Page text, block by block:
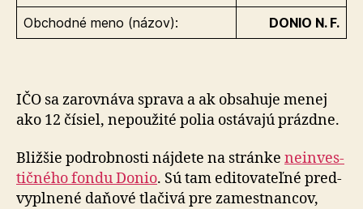
Obchodné meno (názov):
DONIO N. F.
IČO sa zarovnáva sprava a ak obsahuje menej
ako 12 čísiel, ne­po­u­ži­té polia ostá­va­jú prázdne.
Bližšie podrobnosti nájdete na stránke ne­in­ves­
tič­ného fondu Donio. Sú tam edi­to­va­teľ­né pred­
vypl­nené daňové tlačivá pre za­mestnan­cov,